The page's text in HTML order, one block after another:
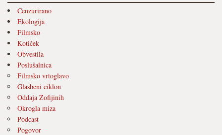
Cenzurirano
Ekologija
Filmsko
Kotiček
Obvestila
Poslušalnica
Filmsko vrtoglavo
Glasbeni ciklon
Oddaja Zofijinih
Okrogla miza
Podcast
Pogovor